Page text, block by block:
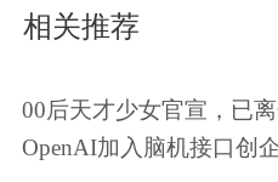
相关推荐
00后天才少女官宣，已
OpenAI加入脑机接口创